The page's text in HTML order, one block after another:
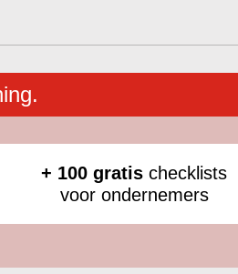
+ 100 gratis checklists
voor ondernemers